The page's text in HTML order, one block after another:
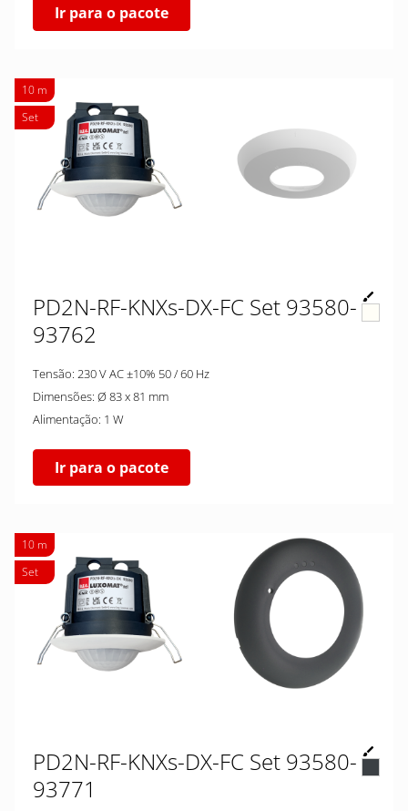
Ir para o pacote
10 m
Set
PD2N-RF-KNXs-DX-FC Set 93580-
93762
Tensão: 230 V AC ±10% 50 / 60 Hz
Dimensões: Ø 83 x 81 mm
Alimentação: 1 W
Ir para o pacote
10 m
Set
PD2N-RF-KNXs-DX-FC Set 93580-
93771